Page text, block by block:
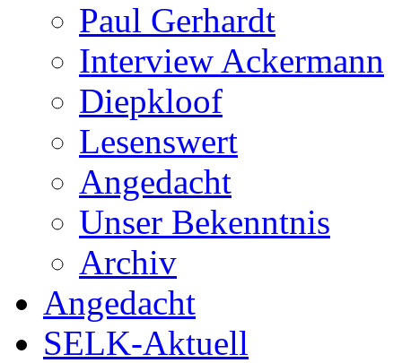
Paul Gerhardt
Interview Ackermann
Diepkloof
Lesenswert
Angedacht
Unser Bekenntnis
Archiv
Angedacht
SELK-Aktuell